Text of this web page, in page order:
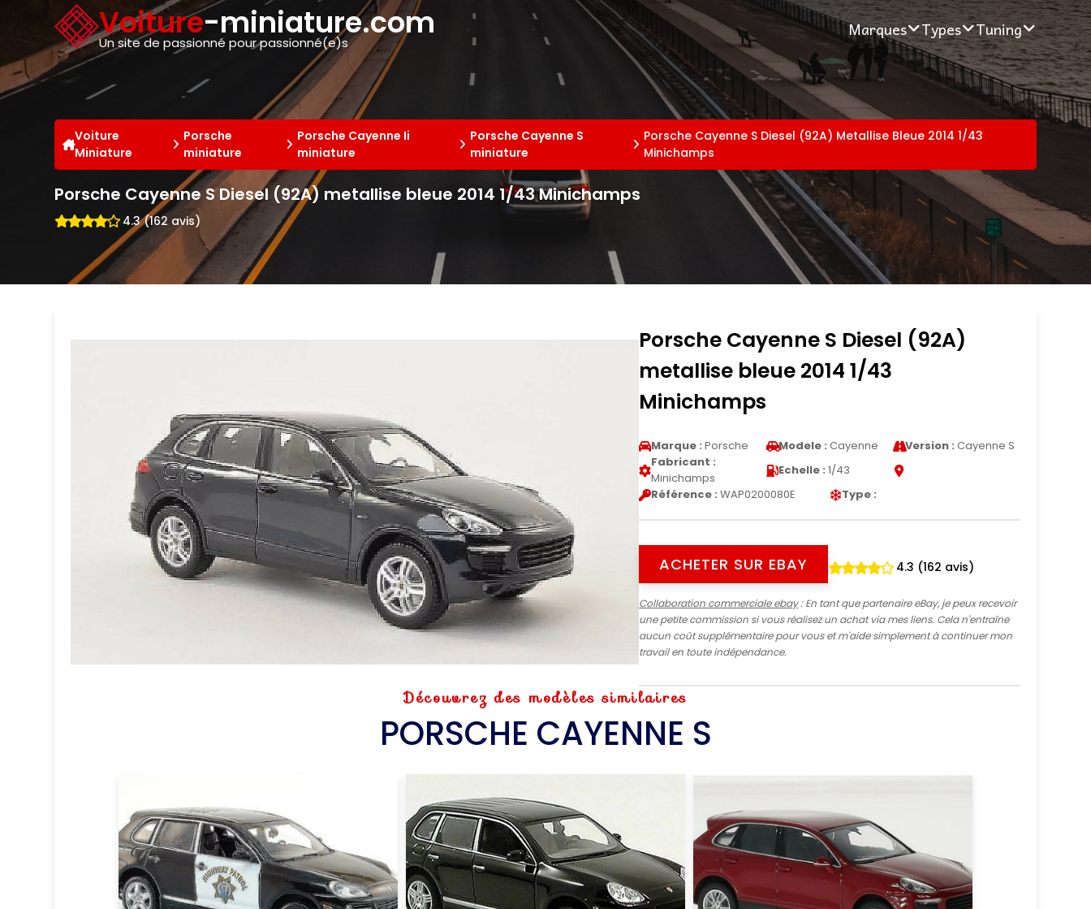
Voiture-miniature.com
Un site de passionné pour passionné(e)s
Marques Types Tuning
Voiture
Miniature
Porsche
miniature
Porsche Cayenne Ii
miniature
Porsche Cayenne S
miniature
Porsche Cayenne S Diesel (92A) Metallise Bleue 2014 1/43
Minichamps
Porsche Cayenne S Diesel (92A) metallise bleue 2014 1/43 Minichamps
4.3 (162 avis)
Porsche Cayenne S Diesel (92A)
metallise bleue 2014 1/43
Minichamps
Marque : Porsche Modele : Cayenne Version : Cayenne S
Fabricant :
Minichamps
Echelle : 1/43
Référence : WAP0200080E Type :
ACHETER SUR EBAY 4.3 (162 avis)
Collaboration commerciale ebay: En tant que partenaire eBay, je peux recevoir
une petite commission si vous réalisez un achat via mes liens. Cela n'entraîne
aucun coût supplémentaire pour vous et m'aide simplement à continuer mon
travail en toute indépendance.
Découvrez des modèles similaires
PORSCHE CAYENNE S
Panneau de gestion des cookies